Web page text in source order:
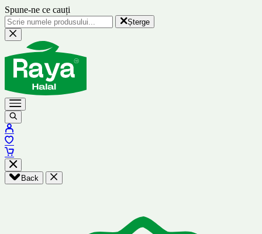
Spune-ne ce cauți
Șterge
Back